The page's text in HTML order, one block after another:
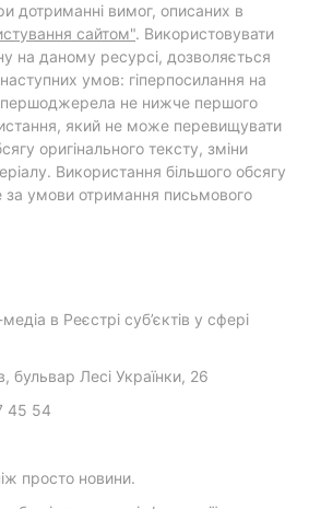
дотриманні вимог, описаних в
сайтом". Використовувати
на даному ресурсі, дозволяється
умов: гіперпосилання на
першоджерела не нижче першого
який не може перевищувати
оригінального тексту, зміни
Використання більшого обсягу
умови отримання письмового
в Реєстрі суб’єктів у сфері
бульвар Лесі Українки, 26
45 54
просто новини.